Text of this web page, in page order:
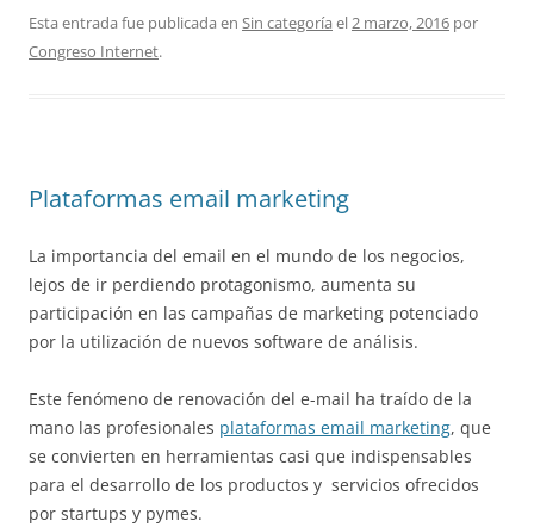
Esta entrada fue publicada en Sin categoría el2 marzo, 2016 por
Congreso Internet.
Plataformas email marketing
La importancia del email en el mundo de los negocios,
lejos de ir perdiendo protagonismo, aumenta su
participación en las campañas de marketing potenciado
por la utilización de nuevos software de análisis.
Este fenómeno de renovación del e-mail ha traído de la
mano las profesionales plataformas email marketing, que
se convierten en herramientas casi que indispensables
para el desarrollo de los productos y servicios ofrecidos
por startups y pymes.